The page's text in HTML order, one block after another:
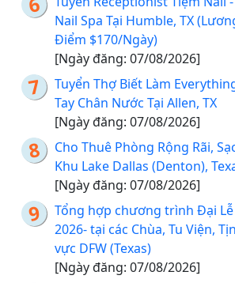
Nail Spa Tại Humble, TX
Điểm $170/Ngày)
[Ngày đăng: 07/08/2026]
Tuyển Thợ Biết Làm
Tay Chân Nước Tại Allen, TX
[Ngày đăng: 07/08/2026]
Cho Thuê Phòng Rộng Rãi,
Khu Lake Dallas (Denton),
[Ngày đăng: 07/08/2026]
Tổng hợp chương trình Đại Lễ
2026- tại các Chùa, Tu Viện,
vực DFW (Texas)
[Ngày đăng: 07/08/2026]